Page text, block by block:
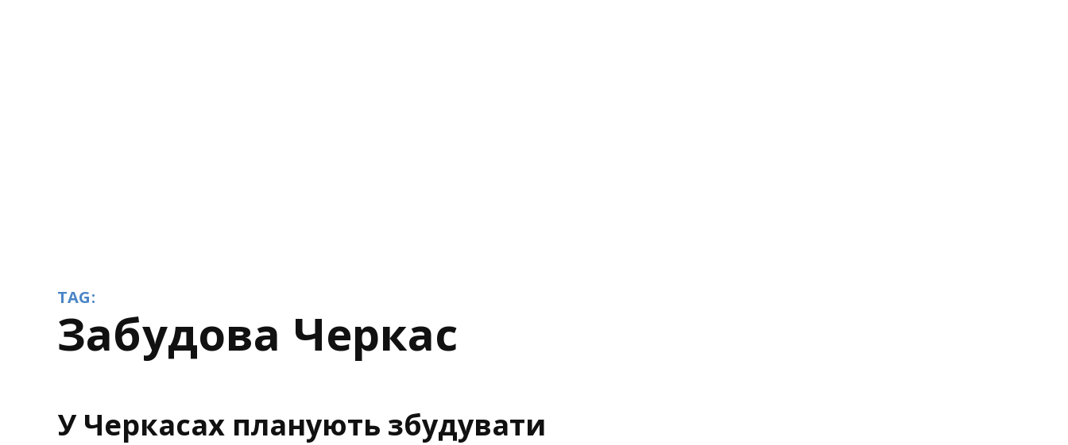
TAG:
забудова Черкас
У Черкасах планують збудувати